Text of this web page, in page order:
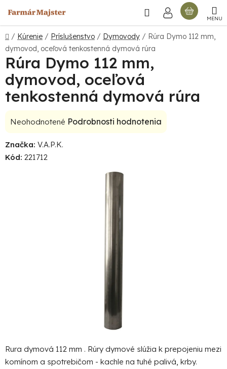
na
obsah
Hľadať
Domov
/ Kúrenie / Príslušenstvo / Dymovody / Rúra Dymo 112 mm,
dymovod, oceľová tenkostenná dymová rúra
Rura dymová 112 mm . Rúry dymové slúžia k prepojeniu mezi
komínom a spotrebičom - kachle na tuhé palivá, krby.
Rúra Dymo 112 mm,
dymovod, oceľová
tenkostenná dymová rúra
Priemerné
produktu
je
Neohodnotené Podrobnosti hodnotenia
Značka: V.A.P.K.
Kód: 221712